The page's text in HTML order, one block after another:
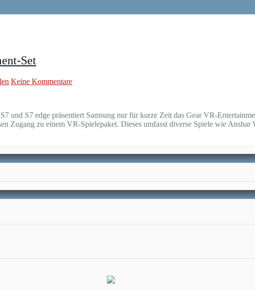
Set
Keine Kommentare
und S7 edge präsentiert Samsung nur für kurze Zeit das Gear VR-
Zugang zu einem VR-Spielepaket. Dieses umfasst diverse Spiele wie